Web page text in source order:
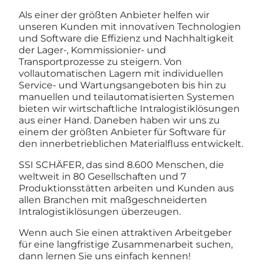
Als einer der größten Anbieter helfen wir
unseren Kunden mit innovativen Technologien
und Software die Effizienz und Nachhaltigkeit
der Lager-, Kommissionier- und
Transportprozesse zu steigern. Von
vollautomatischen Lagern mit individuellen
Service- und Wartungsangeboten bis hin zu
manuellen und teilautomatisierten Systemen
bieten wir wirtschaftliche Intralogistiklösungen
aus einer Hand. Daneben haben wir uns zu
einem der größten Anbieter für Software für
den innerbetrieblichen Materialfluss entwickelt.
SSI SCHÄFER, das sind 8.600 Menschen, die
weltweit in 80 Gesellschaften und 7
Produktionsstätten arbeiten und Kunden aus
allen Branchen mit maßgeschneiderten
Intralogistiklösungen überzeugen.
Wenn auch Sie einen attraktiven Arbeitgeber
für eine langfristige Zusammenarbeit suchen,
dann lernen Sie uns einfach kennen!